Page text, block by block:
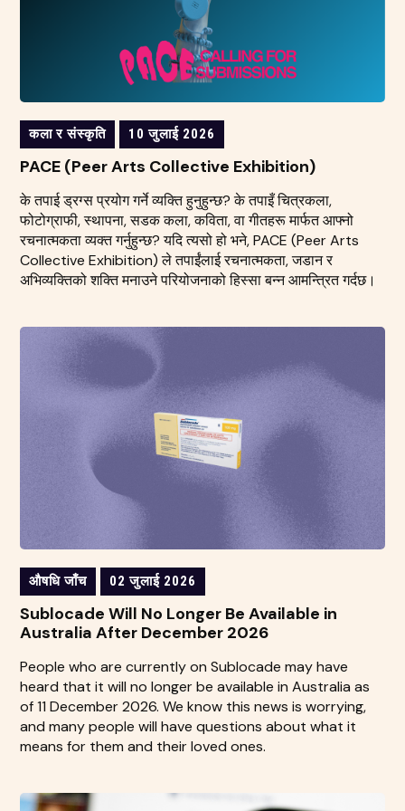
कला र संस्कृति 10 जुलाई 2026
PACE (Peer Arts Collective Exhibition)
के तपाई ड्रग्स प्रयोग गर्ने व्यक्ति हुनुहुन्छ? के तपाइँ चित्रकला,
फोटोग्राफी, स्थापना, सडक कला, कविता, वा गीतहरू मार्फत आफ्नो
रचनात्मकता व्यक्त गर्नुहुन्छ? यदि त्यसो हो भने, PACE (Peer Arts
Collective Exhibition) ले तपाईंलाई रचनात्मकता, जडान र
अभिव्यक्तिको शक्ति मनाउने परियोजनाको हिस्सा बन्न आमन्त्रित गर्दछ।
औषधि जाँच 02 जुलाई 2026
Sublocade Will No Longer Be Available in
Australia After December 2026
People who are currently on Sublocade may have
heard that it will no longer be available in Australia as
of 11 December 2026. We know this news is worrying,
and many people will have questions about what it
means for them and their loved ones.